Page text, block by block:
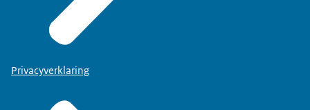
Privacyverklaring